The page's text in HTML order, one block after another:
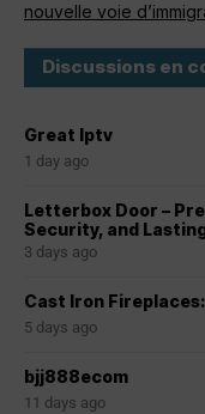
nouvelle voie
Discussions en
Great Iptv
1 day ago
Letterbox Door –
Security, and
3 days ago
Cast Iron
5 days ago
bjj888ecom
11 days ago